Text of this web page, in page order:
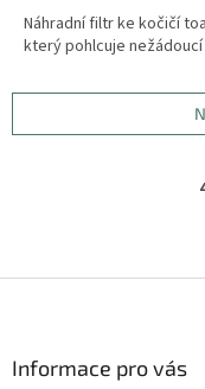
Náhradní filtr ke kočičí
který pohlcuje
Informace pro vás